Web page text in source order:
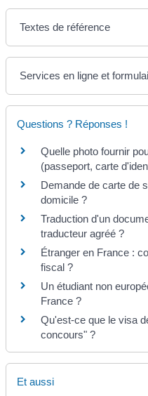
Textes de référence
Services en ligne et
Questions ? Réponses !
Quelle photo fournir
(passeport, carte
Demande de carte de
domicile ?
Traduction d'un
traducteur agréé ?
Étranger en France :
fiscal ?
Un étudiant non
France ?
Qu'est-ce que le visa
concours" ?
Et aussi